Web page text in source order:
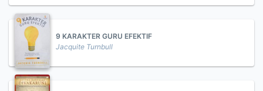
9 KARAKTER GURU EFEKTIF
Jacquite Turnbull